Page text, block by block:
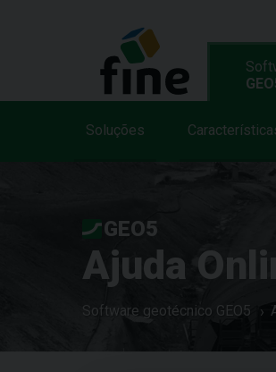
Soluções
GEO5
Ajuda
Software geotécnico GEO5